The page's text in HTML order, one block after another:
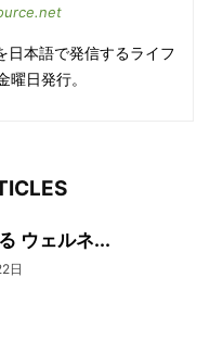
日本語で発信するライフ
曜日発行。
ウェルネ...
日